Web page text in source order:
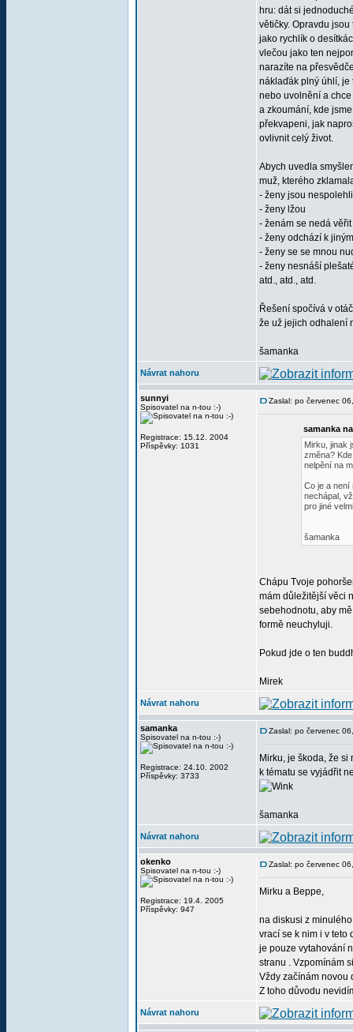
hru: dát si
větičky. Opravdu
jako rychlík o
vlečou jako ten
narazíte na
náklaďák plný úhlí,
nebo uvolnění a
a zkoumání, kde
překvapeni, jak
ovlivnit celý život.
Abych uvedla
muž, kterého
- ženy jsou
- ženy lžou
- ženám se nedá věřit
- ženy odchází k
- ženy se se mnou
- ženy nesnáší
atd., atd., atd.
Řešení spočívá v
že už jejich odhalení
šamanka
Návrat nahoru
sunnyi
Spisovatel na n-tou :-)
Registrace: 15.12. 2004
Příspěvky: 1031
Zaslal: po červenec
samanka
Mirku, jinak
změna? Kde
nelpění na
Co je a není
nechápal,
pro jiné
šamanka
Chápu Tvoje
mám důležitější věci
sebehodnotu, aby
formě neuchyluji.
Pokud jde o ten
Mirek
Návrat nahoru
samanka
Spisovatel na n-tou :-)
Registrace: 24.10. 2002
Příspěvky: 3733
Zaslal: po červenec
Mirku, je škoda, že
k tématu se vyjádřit
šamanka
Návrat nahoru
okenko
Spisovatel na n-tou :-)
Registrace: 19.4. 2005
Příspěvky: 947
Zaslal: po červenec
Mirku a Beppe,
na diskusi z
vrací se k nim i v teto
je pouze vytahování
stranu . Vzpomínám
Vždy začínám novou
Z toho důvodu
Návrat nahoru